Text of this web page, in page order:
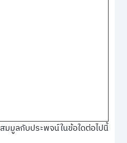
สมมูลกับประพจน์ในข้อใดต่อไปนี้